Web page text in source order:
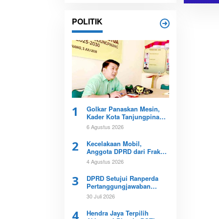
POLITIK
1
Golkar Panaskan Mesin,
Kader Kota Tanjungpinang
Perkuat Konsolidasi
Menuju Pemilu
6 Agustus 2026
2
Kecelakaan Mobil,
Anggota DPRD dari Fraksi
PKB Meninggal Dunia
4 Agustus 2026
3
DPRD Setujui Ranperda
Pertanggungjawaban
APBD Kepri 2025
30 Juli 2026
4
Hendra Jaya Terpilih